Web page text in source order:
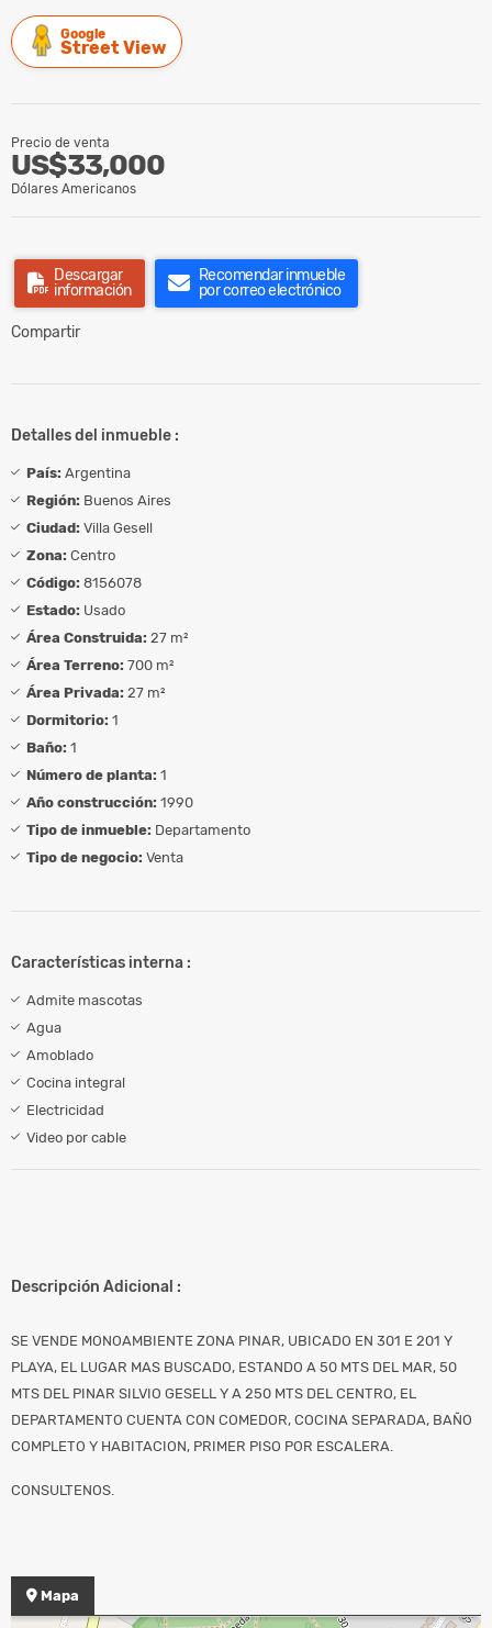
Google
Street View
Precio de venta
US$33,000
Dólares Americanos
Descargar
información
Recomendar inmueble
por correo electrónico
Compartir
Detalles del inmueble :
País: Argentina
Región: Buenos Aires
Ciudad: Villa Gesell
Zona: Centro
Código: 8156078
Estado: Usado
Área Construida: 27 m²
Área Terreno: 700 m²
Área Privada: 27 m²
Dormitorio: 1
Baño: 1
Número de planta: 1
Año construcción: 1990
Tipo de inmueble: Departamento
Tipo de negocio: Venta
Características interna :
Admite mascotas
Agua
Amoblado
Cocina integral
Electricidad
Video por cable
Descripción Adicional :
SE VENDE MONOAMBIENTE ZONA PINAR, UBICADO EN 301 E 201 Y
PLAYA, EL LUGAR MAS BUSCADO, ESTANDO A 50 MTS DEL MAR, 50
MTS DEL PINAR SILVIO GESELL Y A 250 MTS DEL CENTRO, EL
DEPARTAMENTO CUENTA CON COMEDOR, COCINA SEPARADA, BAÑO
COMPLETO Y HABITACION, PRIMER PISO POR ESCALERA.
CONSULTENOS.
Mapa